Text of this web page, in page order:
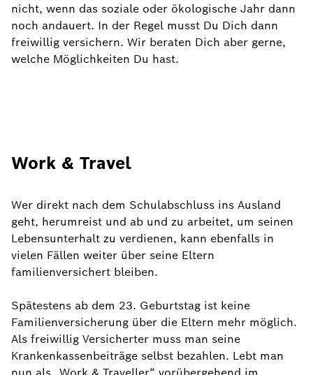
nicht, wenn das soziale oder ökologische Jahr dann
noch andauert. In der Regel musst Du Dich dann
freiwillig versichern. Wir beraten Dich aber gerne,
welche Möglichkeiten Du hast.
Work & Travel
Wer direkt nach dem Schulabschluss ins Ausland
geht, herumreist und ab und zu arbeitet, um seinen
Lebensunterhalt zu verdienen, kann ebenfalls in
vielen Fällen weiter über seine Eltern
familienversichert bleiben.
Spätestens ab dem 23. Geburtstag ist keine
Familienversicherung über die Eltern mehr möglich.
Als freiwillig Versicherter muss man seine
Krankenkassenbeiträge selbst bezahlen. Lebt man